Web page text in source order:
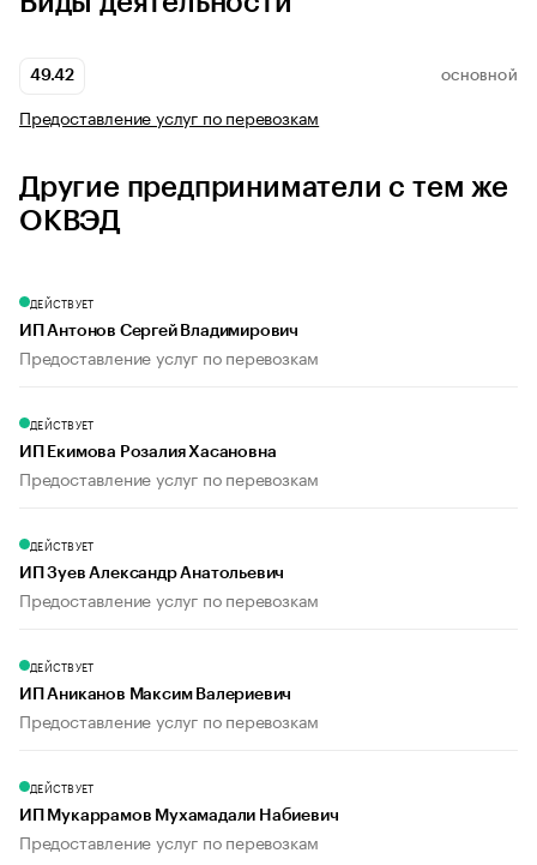
49.42 ОСНОВНОЙ
Предоставление услуг по перевозкам
Другие предприниматели с тем же
ОКВЭД
ДЕЙСТВУЕТ
ИП Антонов Сергей Владимирович
Предоставление услуг по перевозкам
ДЕЙСТВУЕТ
ИП Екимова Розалия Хасановна
Предоставление услуг по перевозкам
ДЕЙСТВУЕТ
ИП Зуев Александр Анатольевич
Предоставление услуг по перевозкам
ДЕЙСТВУЕТ
ИП Аниканов Максим Валериевич
Предоставление услуг по перевозкам
ДЕЙСТВУЕТ
ИП Мукаррамов Мухамадали Набиевич
Предоставление услуг по перевозкам